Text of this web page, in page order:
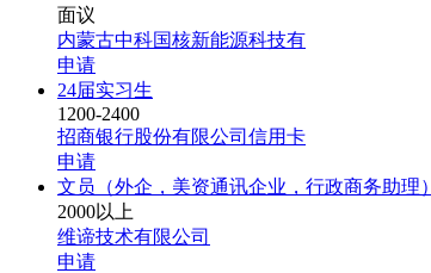
面议
内蒙古中科国核新能源科技有
申请
24届实习生
1200-2400
招商银行股份有限公司信用卡
申请
文员（外企，美资通讯企业，行政商务助理）
2000以上
维谛技术有限公司
申请